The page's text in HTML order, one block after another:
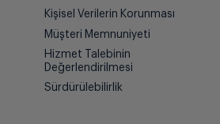
Kişisel Verilerin Korunması
Müşteri Memnuniyeti
Hizmet Talebinin
Değerlendirilmesi
Sürdürülebilirlik